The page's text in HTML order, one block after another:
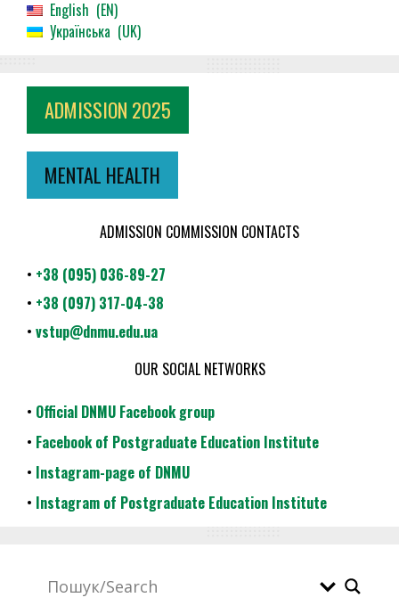
English
EN
Українська
UK
ADMISSION 2025
MENTAL HEALTH
ADMISSION COMMISSION CONTACTS
• +38 (095) 036-89-27
• +38 (097) 317-04-38
• vstup@dnmu.edu.ua
OUR SOCIAL NETWORKS
• Official DNMU Facebook group
• Facebook of Postgraduate Education Institute
• Instagram-page of DNMU
• Instagram of Postgraduate Education Institute